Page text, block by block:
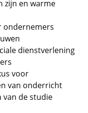
zijn en warme
ondernemers
dienstverlening
voor
van onderricht
de studie